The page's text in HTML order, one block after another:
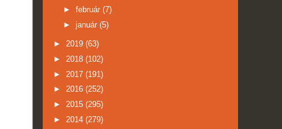
► február (7)
► január (5)
► 2019 (63)
► 2018 (102)
► 2017 (191)
► 2016 (252)
► 2015 (295)
► 2014 (279)